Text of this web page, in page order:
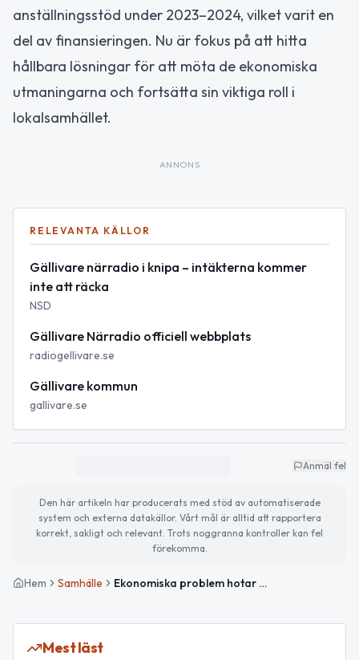
anställningsstöd under 2023–2024, vilket varit en
del av finansieringen. Nu är fokus på att hitta
hållbara lösningar för att möta de ekonomiska
utmaningarna och fortsätta sin viktiga roll i
lokalsamhället.
ANNONS
RELEVANTA KÄLLOR
Gällivare närradio i knipa – intäkterna kommer
inte att räcka
NSD
Gällivare Närradio officiell webbplats
radiogellivare.se
Gällivare kommun
gallivare.se
Anmäl fel
Den här artikeln har producerats med stöd av automatiserade
system och externa datakällor. Vårt mål är alltid att rapportera
korrekt, sakligt och relevant. Trots noggranna kontroller kan fel
förekomma.
Hem Samhälle Ekonomiska problem hotar Gällivare Närradios framtid
Mest läst